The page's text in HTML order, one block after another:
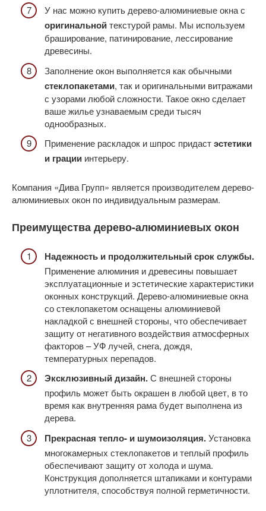
У нас можно купить дерево-алюминиевые окна с
оригинальнойтекстурой рамы. Мы используем
браширование, патинирование, лессирование
древесины.
Заполнение окон выполняется как обычными
стеклопакетами, так и оригинальными витражами
с узорами любой сложности. Такое окно сделает
ваше жилье узнаваемым среди тысяч
однообразных.
Применение раскладок и шпрос придастэстетики
и грации интерьеру.
Компания «Дива Групп» является производителем дерево-
алюминиевых окон по индивидуальным размерам.
Преимущества дерево-алюминиевых окон
Надежность и продолжительный срок службы.
Применение алюминия и древесины повышает
эксплуатационные и эстетические характеристики
оконных конструкций. Дерево-алюминиевые окна
со стеклопакетом оснащены алюминиевой
накладкой с внешней стороны, что обеспечивает
защиту от негативного воздействия атмосферных
факторов – УФ лучей, снега, дождя,
температурных перепадов.
Эксклюзивный дизайн.С внешней стороны
профиль может быть окрашен в любой цвет, в то
время как внутренняя рама будет выполнена из
дерева.
Прекрасная тепло- и шумоизоляция.Установка
многокамерных стеклопакетов и теплый профиль
обеспечивают защиту от холода и шума.
Конструкция дополняется штапиками и контурами
уплотнителя, способствуя полной герметичности.